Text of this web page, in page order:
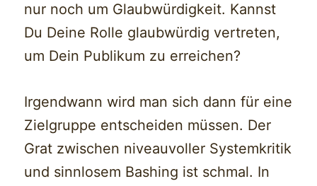
nur noch um Glaubwürdigkeit. Kannst
Du Deine Rolle glaubwürdig vertreten,
um Dein Publikum zu erreichen?
Irgendwann wird man sich dann für eine
Zielgruppe entscheiden müssen. Der
Grat zwischen niveauvoller Systemkritik
und sinnlosem Bashing ist schmal. In